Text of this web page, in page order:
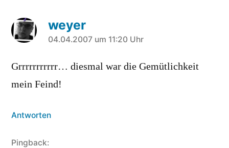
weyer
sagt:
04.04.2007 um 11:20 Uhr
Grrrrrrrrrrr… diesmal war die Gemütlichkeit
mein Feind!
Antworten
Pingback: